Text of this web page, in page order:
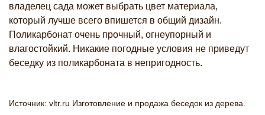
владелец сада может выбрать цвет материала,
который лучше всего впишется в общий дизайн.
Поликарбонат очень прочный, огнеупорный и
влагостойкий. Никакие погодные условия не приведут
беседку из поликарбоната в непригодность.
Источник: vltr.ru Изготовление и продажа беседок из дерева.